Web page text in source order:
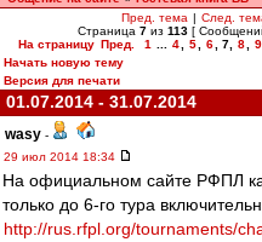
Пред. тема | След.
Страница 7из 113[
На страницу Пред. 1 4 5 6 7, 8 9
Начать новую тему
Версия для печати
01.07.2014 - 31.07.2014
wasy -
29 июл 2014 18:34
На официальном сайте РФПЛ
только до 6-го тура
http://rus.rfpl.org/tournaments/